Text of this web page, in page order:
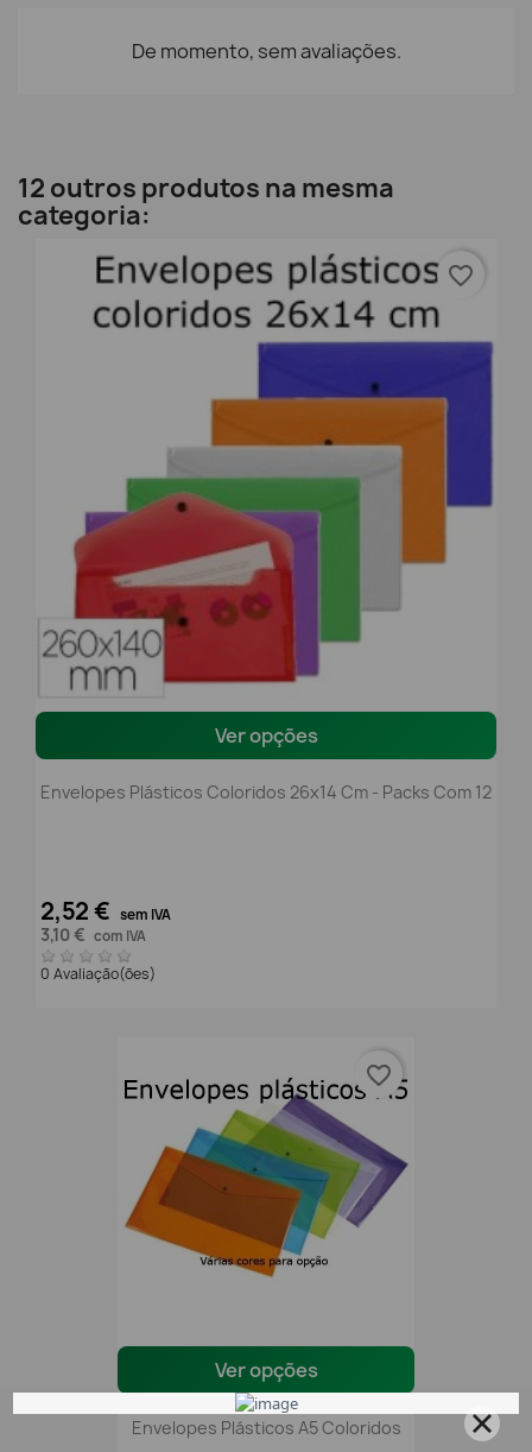
De momento, sem avaliações.
12 outros produtos na mesma
categoria:
Ver opções
Envelopes Plásticos Coloridos 26x14 Cm - Packs Com 12
2,52 € sem IVA
3,10 € com IVA
0 Avaliação(ões)
favorite_border
Ver opções
Envelopes Plásticos A5 Coloridos
favorite_border